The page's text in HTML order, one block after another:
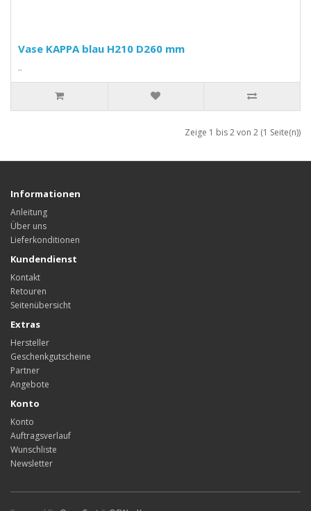
Vase KAPPA blau H210 D260 mm
..
Zeige 1 bis 2 von 2 (1 Seite(n))
Informationen
Anleitung
Über uns
Lieferkonditionen
Kundendienst
Kontakt
Retouren
Seitenübersicht
Extras
Hersteller
Geschenkgutscheine
Partner
Angebote
Konto
Konto
Auftragsverlauf
Wunschliste
Newsletter